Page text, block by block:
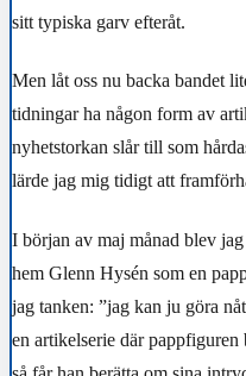
sitt typiska garv efteråt.
Men låt oss nu backa bandet
tidningar ha någon form av
nyhetstorkan slår till som
lärde jag mig tidigt att
I början av maj månad blev
hem Glenn Hysén som en
jag tanken: ”jag kan ju göra
en artikelserie där